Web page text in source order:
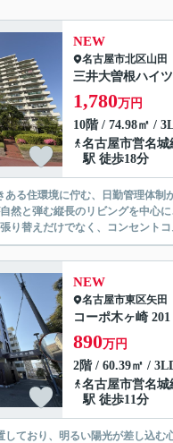
NEW
名古屋市北区山田
三井大曽根ハイツ
1,780万円
10階 / 74.98㎡ /
名古屋市営名城
駅 徒歩18分
ある住環境に佇む、日勤管理体制
然と弾む縦長のリビングを中心
り替えだけでなく、コンセント
NEW
名古屋市東区矢田
コーポ木ヶ崎 201
890万円
2階 / 60.39㎡ /
名古屋市営名城
駅 徒歩11分
しており、明るい陽光が差し込む